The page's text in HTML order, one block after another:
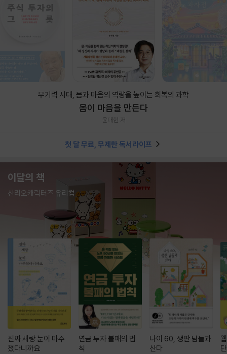
무기력 시대, 몸과 마음의 역량을 높이는 회복의 과학
몸이 마음을 만든다
윤대현 저
첫 달 무료, 무제한 독서라이프
이달의 책
산리오캐릭터즈 유리컵
진짜 새랑 눈이 마주
쳤다니까요
연금 투자 불패의 법
칙
나이 60, 생판 남들과
산다